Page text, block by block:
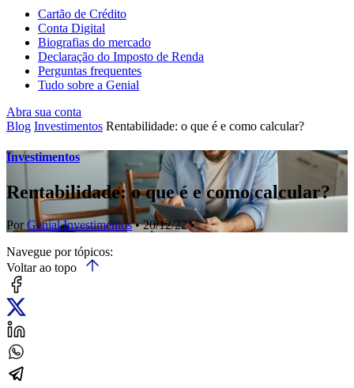
Cartão de Crédito
Conta Digital
Biografias do mercado
Declaração do Imposto de Renda
Perguntas frequentes
Tudo sobre a Genial
Abra sua conta
Blog Investimentos Rentabilidade: o que é e como calcular?
Investimentos
Rentabilidade: o que é e como calcular?
PorGenial Investimentos• 20/12/22 •
Navegue por tópicos:
Voltar ao topo